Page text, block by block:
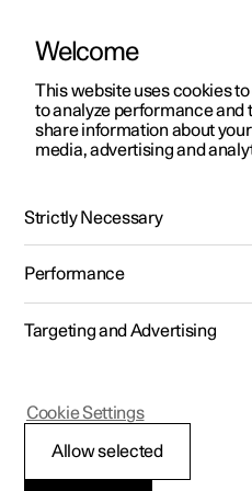
Polestar 2
Polestar 3
Polestar 4
Pre-owned
Shop
Meer
Testrit
Aanbiedingen voor
Testrit
Aanbiedingen voor
Polestar 4 coupé
Ontdek Polestar 4
Testrit
Bekijk onze
Aanbiedingen voor
Ontdek Polestar 5
Over pre-owned
Pre-owned
Aanbiedingen
Aanbiedingen
professionelen
Bekijk onze
Configureer
Pre-owned
Testrit
Additionals
(Opent in een
Experiences
Ontmoet ons
Servicepunten
Opladen
Support
HandleidingVideogalerij
Gecombineerde
Polestar 2
Welcome
This website uses cookies
to analyze performance and
share information about
media, advertising and
Strictly Necessary
Performance
Targeting and Advertising
Allow selected
Cookie Settings